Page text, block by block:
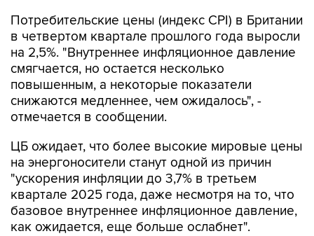
Потребительские цены (индекс CPI) в Британии
в четвертом квартале прошлого года выросли
на 2,5%. "Внутреннее инфляционное давление
смягчается, но остается несколько
повышенным, а некоторые показатели
снижаются медленнее, чем ожидалось", -
отмечается в сообщении.
ЦБ ожидает, что более высокие мировые цены
на энергоносители станут одной из причин
"ускорения инфляции до 3,7% в третьем
квартале 2025 года, даже несмотря на то, что
базовое внутреннее инфляционное давление,
как ожидается, еще больше ослабнет".